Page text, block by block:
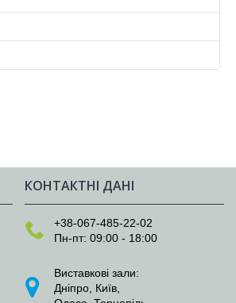
КОНТАКТНІ ДАНІ
+38-067-485-22-02
Пн-пт: 09:00 - 18:00
Виставкові зали:
Дніпро Київ